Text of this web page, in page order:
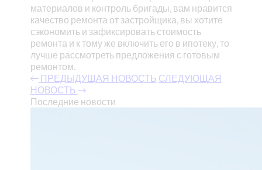
материалов и контроль бригады, вам нравится
качество ремонта от застройщика, вы хотите
сэкономить и зафиксировать стоимость
ремонта и к тому же включить его в ипотеку, то
лучше рассмотреть предложения с готовым
ремонтом.
ПРЕДЫДУЩАЯ НОВОСТЬ СЛЕДУЮЩАЯ
НОВОСТЬ
Последние новости